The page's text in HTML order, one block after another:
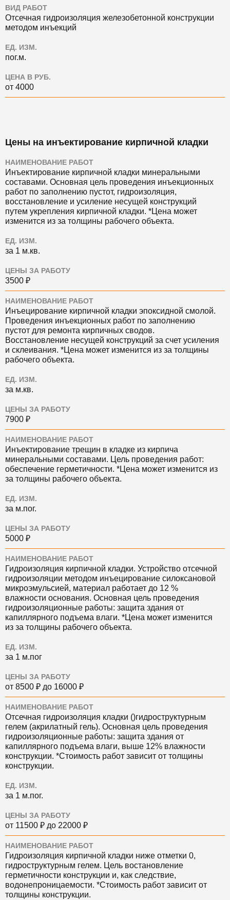
ВИД РАБОТ
Отсечная гидроизоляция железобетонной конструкции
методом инъекций
ЕД. ИЗМ.
пог.м.
ЦЕНА В РУБ.
от 4000
Цены на инъектирование кирпичной кладки
НАИМЕНОВАНИЕ РАБОТ
Инъектирование кирпичной кладки минеральными
составами. Основная цель проведения инъекционных
работ по заполнению пустот, гидроизоляция,
восстановление и усиление несущей конструкций
путем укрепления кирпичной кладки. *Цена может
изменится из за толщины рабочего объекта.
ЕД. ИЗМ.
за 1 м.кв.
ЦЕНЫ ЗА РАБОТУ
3500 ₽
НАИМЕНОВАНИЕ РАБОТ
Инъецирование кирпичной кладки эпоксидной смолой.
Проведения инъекционных работ по заполнению
пустот для ремонта кирпичных сводов.
Восстановление несущей конструкций за счет усиления
и склеивания. *Цена может изменится из за толщины
рабочего объекта.
ЕД. ИЗМ.
за м.кв.
ЦЕНЫ ЗА РАБОТУ
7900 ₽
НАИМЕНОВАНИЕ РАБОТ
Инъектирование трещин в кладке из кирпича
минеральными составами. Цель проведения работ:
обеспечение герметичности. *Цена может изменится из
за толщины рабочего объекта.
ЕД. ИЗМ.
за м.пог.
ЦЕНЫ ЗА РАБОТУ
5000 ₽
НАИМЕНОВАНИЕ РАБОТ
Гидроизоляция кирпичной кладки. Устройство отсечной
гидроизоляции методом инъецирование силоксановой
микроэмульсией, материал работает до 12 %
влажности основания. Основная цель проведения
гидроизоляционные работы: защита здания от
капиллярного подъема влаги. *Цена может изменится
из за толщины рабочего объекта.
ЕД. ИЗМ.
за 1 м.пог
ЦЕНЫ ЗА РАБОТУ
от 8500 ₽ до 16000 ₽
НАИМЕНОВАНИЕ РАБОТ
Отсечная гидроизоляция кладки ()гидроструктурным
гелем (акрилатный гель). Основная цель проведения
гидроизоляционные работы: защита здания от
капиллярного подъема влаги, выше 12% влажности
конструкции. *Стоимость работ зависит от толщины
конструкции.
ЕД. ИЗМ.
за 1 м.пог.
ЦЕНЫ ЗА РАБОТУ
от 11500 ₽ до 22000 ₽
НАИМЕНОВАНИЕ РАБОТ
Гидроизоляция кирпичной кладки ниже отметки 0,
гидроструктурным гелем. Цель востановление
герметичности конструкции и, как следствие,
водонепроницаемости. *Стоимость работ зависит от
толщины конструкции.